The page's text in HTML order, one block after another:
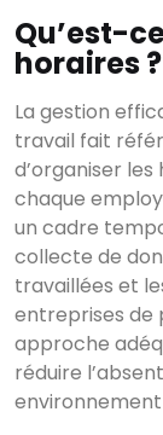
Qu’est-
horaires ?
La gestion
travail fait
d’organiser
chaque
un cadre
collecte de
travaillées et
entreprises de
approche
réduire